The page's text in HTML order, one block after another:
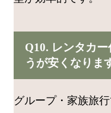
Q10. レンタカ
うが安くなりま
グループ・家族旅